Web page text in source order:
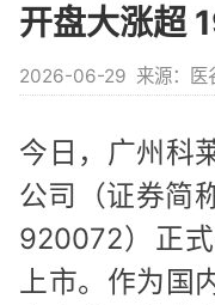
开盘大涨超
2026-06-29 来源：医
今日，广州科
公司（证券简
920072）正
上市。作为国